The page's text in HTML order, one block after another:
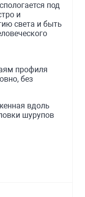
под
и
света и быть
профиля
без
вдоль
шурупов